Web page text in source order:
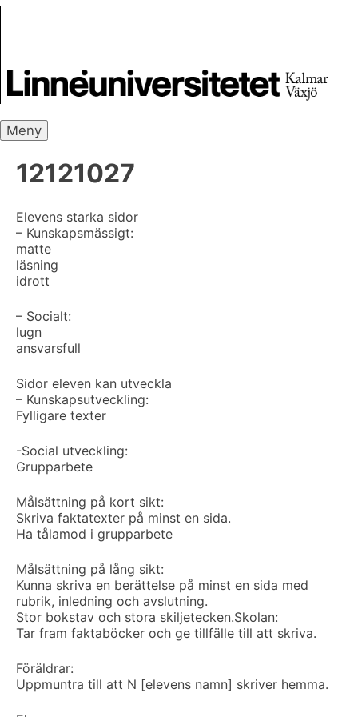
Meny
12121027
Elevens starka sidor
– Kunskapsmässigt:
matte
läsning
idrott
– Socialt:
lugn
ansvarsfull
Sidor eleven kan utveckla
– Kunskapsutveckling:
Fylligare texter
-Social utveckling:
Grupparbete
Målsättning på kort sikt:
Skriva faktatexter på minst en sida.
Ha tålamod i grupparbete
Målsättning på lång sikt:
Kunna skriva en berättelse på minst en sida med
rubrik, inledning och avslutning.
Stor bokstav och stora skiljetecken.Skolan:
Tar fram faktaböcker och ge tillfälle till att skriva.
Föräldrar:
Uppmuntra till att N [elevens namn] skriver hemma.